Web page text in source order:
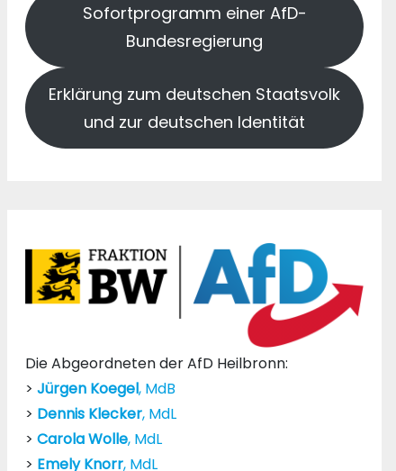
Sofortprogramm einer AfD-
Bundesregierung
Erklärung zum deutschen Staatsvolk
und zur deutschen Identität
Die Abgeordneten der AfD Heilbronn:
> Jürgen Koegel, MdB
> Dennis Klecker, MdL
> Carola Wolle, MdL
> Emely Knorr, MdL